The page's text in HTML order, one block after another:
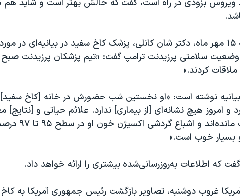
بزودى در راه است، گفت که حالش بهتر است و شايد
روز سه‌شنبه ۱۵ مهر ماه، دکتر شان کانلی، پزشک کاخ سفید در بیانیه‌ای در
وضعیت سلامتی پرزیدنت ترامپ گفت: «تیم پزشکان پرزیدنت صبح
کردند.»
نوشته است: «او نخستین شب حضورش در خانه [کاخ
و امروز هیچ نشانه‌ای [از بیماری] ندارد. علائم حیاتی و [نتایج]
همگی ثابت
بسیار خوب است.»
که اطلاعات به‌روز‌رسانی‌شده بیشتری را ارائه خواهد داد.
غروب دوشنبه، تصاویر بازگشت رئیس جمهوری ‌آمریکا به